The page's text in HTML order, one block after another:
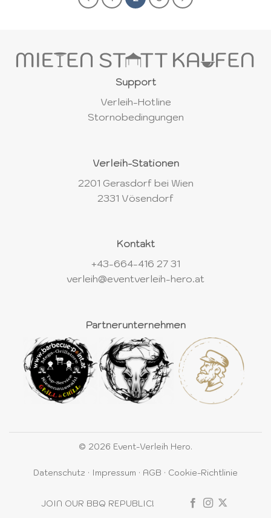
Support
Verleih-Hotline
Stornobedingungen
Verleih-Stationen
2201 Gerasdorf bei Wien
2331 Vösendorf
Kontakt
+43-664-416 27 31
verleih@eventverleih-hero.at
Partnerunternehmen
© 2026 Event-Verleih Hero.
Datenschutz · Impressum · AGB · Cookie-Richtlinie
JOIN OUR BBQ REPUBLIC!